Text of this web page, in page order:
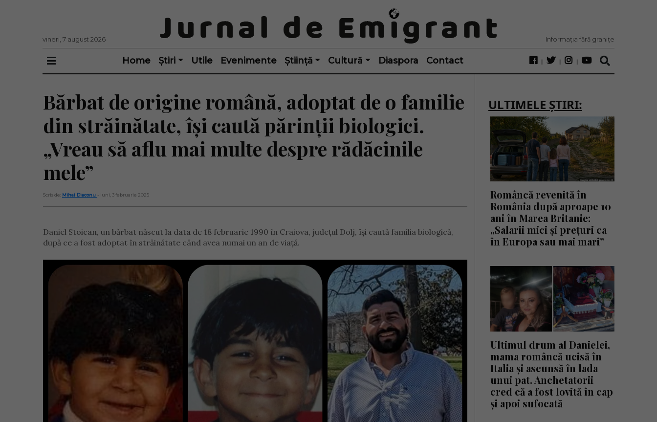
vineri, 7 august 2026 Informația fără granițe
Home Știri Utile Evenimente Știință Cultură Diaspora Contact
Bărbat de origine română, adoptat de o familie
din străinătate, își caută părinții biologici.
„Vreau să aflu mai multe despre rădăcinile
mele”
Scris de: Mihai Diaconu - luni, 3 februarie 2025
Daniel Stoican, un bărbat născut la data de 18 februarie 1990 în Craiova, județul Dolj, își caută familia biologică,
după ce a fost adoptat în străinătate când avea numai un an de viață.
ULTIMELE ȘTIRI:
Româncă revenită în
România după aproape 10
ani în Marea Britanie:
„Salarii mici și prețuri ca
în Europa sau mai mari”
Ultimul drum al Danielei,
mama româncă ucisă în
Italia și ascunsă în lada
unui pat. Anchetatorii
cred că a fost lovită în cap
și apoi sufocată